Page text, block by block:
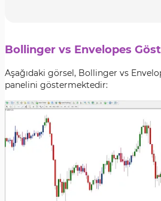
Bollinger vs Envelopes
Aşağıdaki görsel, Bollinger vs
panelini göstermektedir: